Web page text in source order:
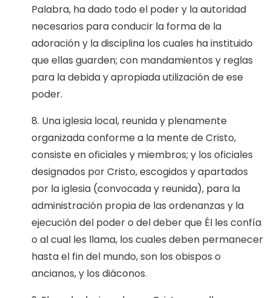
Palabra, ha dado todo el poder y la autoridad
necesarios para conducir la forma de la
adoración y la disciplina los cuales ha instituido
que ellas guarden; con mandamientos y reglas
para la debida y apropiada utilización de ese
poder.
8. Una iglesia local, reunida y plenamente
organizada conforme a la mente de Cristo,
consiste en oficiales y miembros; y los oficiales
designados por Cristo, escogidos y apartados
por la iglesia (convocada y reunida), para la
administración propia de las ordenanzas y la
ejecución del poder o del deber que Él les confía
o al cual les llama, los cuales deben permanecer
hasta el fin del mundo, son los obispos o
ancianos, y los diáconos.